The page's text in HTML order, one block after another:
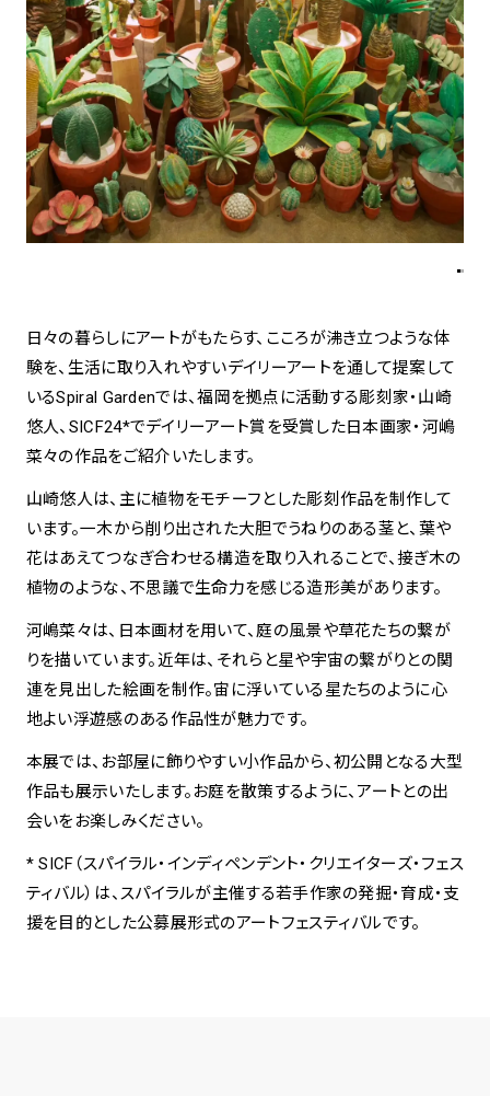
naila 大宮そごう
Spiral Rendezvous
Store1
Spiral Rendezvous Store
グランスタ東京店
Others3
spiral art gallery 名古屋
松坂屋
MoN Park Cafe by Spiral
MoN Shop by Spiral
日々の暮らしにアートがもたらす、こころが沸き立つような体
験を、生活に取り入れやすいデイリーアートを通して提案して
いるSpiral Gardenでは、福岡を拠点に活動する彫刻家・山崎
悠人、SICF24*でデイリーアート賞を受賞した日本画家・河嶋
菜々の作品をご紹介いたします。
山崎悠人は、主に植物をモチーフとした彫刻作品を制作して
います。一木から削り出された大胆でうねりのある茎と、葉や
花はあえてつなぎ合わせる構造を取り入れることで、接ぎ木の
植物のような、不思議で生命力を感じる造形美があります。
河嶋菜々は、日本画材を用いて、庭の風景や草花たちの繋が
りを描いています。近年は、それらと星や宇宙の繋がりとの関
連を見出した絵画を制作。宙に浮いている星たちのように心
地よい浮遊感のある作品性が魅力です。
本展では、お部屋に飾りやすい小作品から、初公開となる大型
作品も展示いたします。お庭を散策するように、アートとの出
会いをお楽しみください。
* SICF（スパイラル・インディペンデント・クリエイターズ・フェス
ティバル）は、スパイラルが主催する若手作家の発掘・育成・支
援を目的とした公募展形式のアートフェスティバルです。